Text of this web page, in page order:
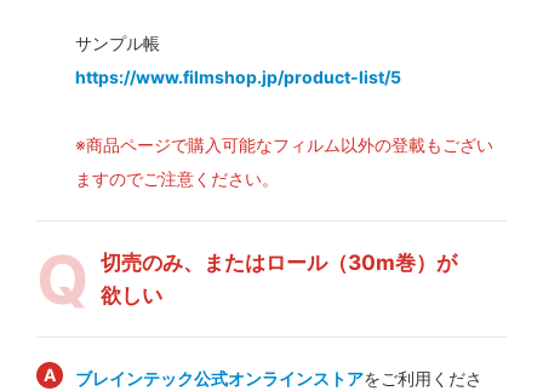
サンプル帳
https://www.filmshop.jp/product-list/5
※商品ページで購入可能なフィルム以外の登載もござい
ますのでご注意ください。
切売のみ、またはロール（30m巻）が
欲しい
ブレインテック公式オンラインストアをご利用くださ